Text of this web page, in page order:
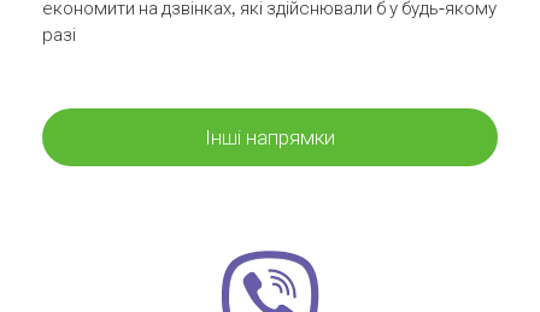
економити на дзвінках, які здійснювали б у будь-якому
разі
Інші напрямки